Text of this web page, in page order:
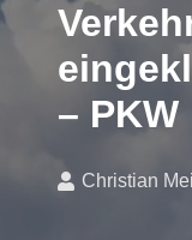
–
Christian